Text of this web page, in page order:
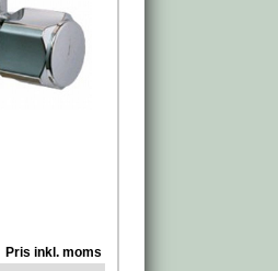
Pris inkl. moms